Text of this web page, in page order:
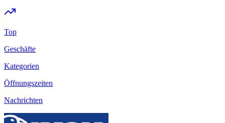
Top
Geschäfte
Kategorien
Öffnungszeiten
Nachrichten